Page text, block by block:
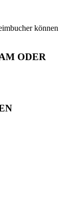
können
ODER